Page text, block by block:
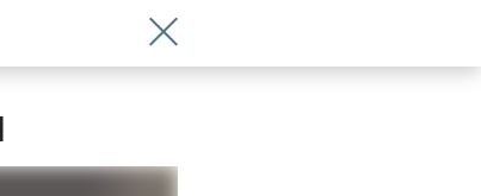
Wróć do artykułu Szukasz